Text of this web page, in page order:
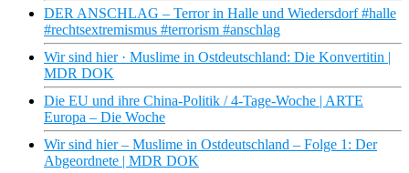
DER ANSCHLAG – Terror in Halle und Wiedersdorf #halle
#rechtsextremismus #terrorism #anschlag
Wir sind hier · Muslime in Ostdeutschland: Die Konvertitin |
MDR DOK
Die EU und ihre China-Politik / 4-Tage-Woche | ARTE
Europa – Die Woche
Wir sind hier – Muslime in Ostdeutschland – Folge 1: Der
Abgeordnete | MDR DOK